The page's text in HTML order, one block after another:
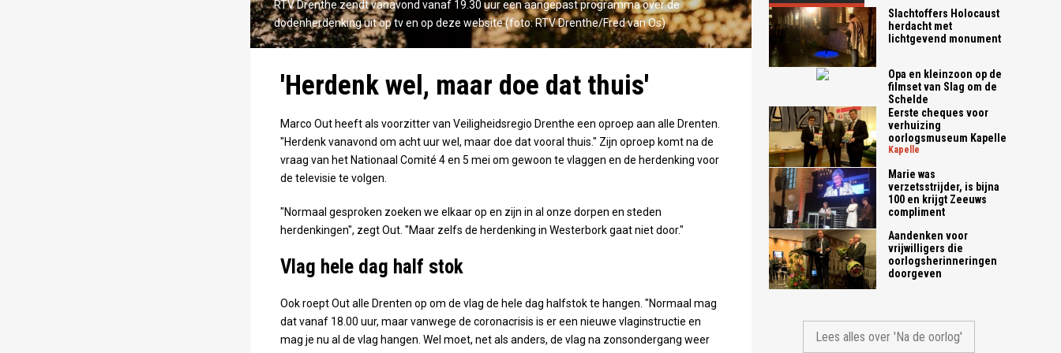
RTV Drenthe zendt vanavond vanaf 19.30 uur een aangepast programma over de
dodenherdenking uit op tv en op deze website (foto: RTV Drenthe/Fred van Os)
'Herdenk wel, maar doe dat thuis'
Marco Out heeft als voorzitter van Veiligheidsregio Drenthe een oproep aan alle Drenten.
"Herdenk vanavond om acht uur wel, maar doe dat vooral thuis." Zijn oproep komt na de
vraag van het Nationaal Comité 4 en 5 mei om gewoon te vlaggen en de herdenking voor
de televisie te volgen.
"Normaal gesproken zoeken we elkaar op en zijn in al onze dorpen en steden
herdenkingen", zegt Out. "Maar zelfs de herdenking in Westerbork gaat niet door."
Vlag hele dag half stok
Ook roept Out alle Drenten op om de vlag de hele dag halfstok te hangen. "Normaal mag
dat vanaf 18.00 uur, maar vanwege de coronacrisis is er een nieuwe vlaginstructie en
mag je nu al de vlag hangen. Wel moet, net als anders, de vlag na zonsondergang weer
Slachtoffers Holocaust
herdacht met
lichtgevend monument
Opa en kleinzoon op de
filmset van Slag om de
Schelde
Eerste cheques voor
verhuizing
oorlogsmuseum Kapelle
kapelle
Marie was
verzetsstrijder, is bijna
100 en krijgt Zeeuws
compliment
Aandenken voor
vrijwilligers die
oorlogsherinneringen
doorgeven
Lees alles over 'Na de oorlog'